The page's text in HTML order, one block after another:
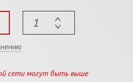
сети могут быть выше